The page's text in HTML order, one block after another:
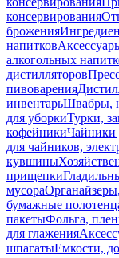
консервирования
брожения
напитков
алкогольных
дистилляторов
пивоварения
инвентарьШвабры,
для уборкиТурки,
кофейникиЧайники
для чайников,
кувшины
прищепки
мусора
бумажные
пакетыФольга,
для глажения
шпагатыЕмкости,